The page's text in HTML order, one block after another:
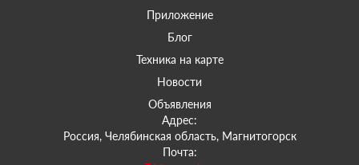
Приложение
Блог
Техника на карте
Новости
Объявления
Адрес:
Россия, Челябинская область, Магнитогорск
Почта: